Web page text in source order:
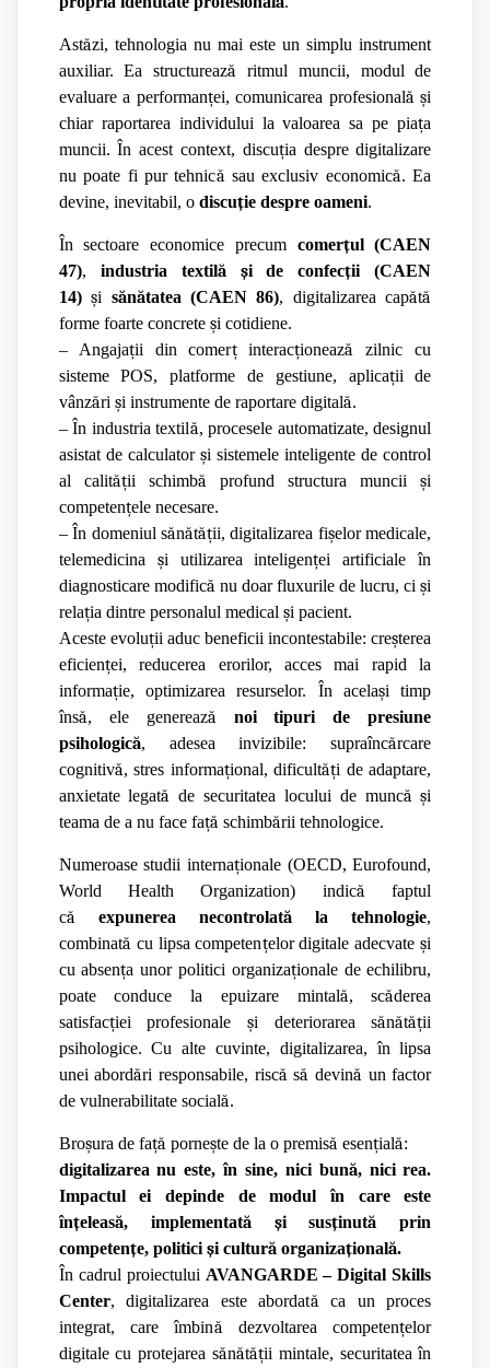
Astăzi, tehnologia nu mai este un simplu instrument
auxiliar. Ea structurează
ritmul muncii, modul de
evaluare a performanței, comunicarea profesională și
chiar raportarea individului la valoarea sa pe piața
muncii. În acest context, discuția despre digitalizare
nu poate fi pur tehnică sau exclusiv economică. Ea
devine, inevitabil, o discuție despre oameni.
În sectoare economice precum comerțul (CAEN
47), industria textilă și de confecții (CAEN
14) și sănătatea (CAEN 86), digitalizarea capătă
forme foarte concrete și cotidiene.
– Angajații din comerținteracționează
zilnic cu
sisteme POS, platforme de gestiune, aplicații de
vânzări și instrumente de raportare digitală.
– În industria textilă, procesele automatizate, designul
asistat de calculator și sistemele inteligente de control
al calității schimbă profund structura munciiși
competențele necesare.
– În domeniul sănătății, digitalizarea fișelor medicale,
telemedicina și utilizarea inteligenței artificiale în
diagnosticare modifică nu doar fluxurile de lucru, ciși
relația dintre personalul medical și pacient.
Aceste evoluții aduc beneficii incontestabile: creșterea
eficienței, reducerea erorilor, acces mai rapid la
informație, optimizarea resurselor. În același timp
însă, ele generează
noi tipuri de presiune
psihologică, adesea invizibile: supraîncărcare
cognitivă, stres informațional, dificultăți de adaptare,
anxietate legată de securitatea locului de muncă și
teama de a nu face față schimbării tehnologice.
Numeroase studii internaționale (OECD, Eurofound,
World Health Organization) indică
faptul
că expunerea necontrolată la tehnologie,
combinată cu lipsa competențelor digitale adecvateși
cu absența unor politici organizaționale de echilibru,
poate conduce la epuizare mintală, scăderea
satisfacției profesionale și deteriorarea sănătății
psihologice. Cu alte cuvinte, digitalizarea, în lipsa
unei abordări responsabile, riscă să devină un factor
de vulnerabilitate socială.
Broșura de față pornește de la o premisă esențială:
digitalizarea nu este, în sine, nici bună, nici rea.
Impactul ei depinde de modul în care este
înțeleasă, implementată și susținută prin
competențe, politici și culturăorganizațională.
În cadrul proiectului AVANGARDE – Digital Skills
Center, digitalizarea este abordată ca un proces
integrat, care îmbină dezvoltarea competențelor
digitale cu protejarea sănătății mintale, securitatea în